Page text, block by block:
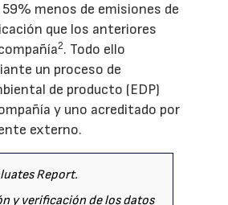
menos de emisiones de
que los anteriores
2. Todo ello
un proceso de
de producto (EDP)
y uno acreditado por
externo.
Report.
y verificación de los datos